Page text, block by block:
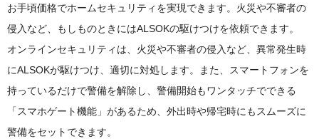
お手頃価格でホームセキュリティを実現できます。火災や不審者の
侵入など、もしものときにはALSOKの駆けつけを依頼できます。
オンラインセキュリティは、火災や不審者の侵入など、異常発生時
にALSOKが駆けつけ、適切に対処します。また、スマートフォンを
持っているだけで警備を解除し、警備開始もワンタッチでできる
「スマホゲート機能」があるため、外出時や帰宅時にもスムーズに
警備をセットできます。